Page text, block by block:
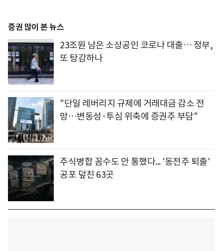
증권 많이 본 뉴스
23조원 남은 소상공인 코로나 대출… 정부,
또 탕감하나
"단일 레버리지 규제에 거래대금 감소 전
망…변동성·투심 위축에 증권주 부담"
주식병합 꼼수도 안 통했다... '동전주 퇴출'
공포 덮친 63곳